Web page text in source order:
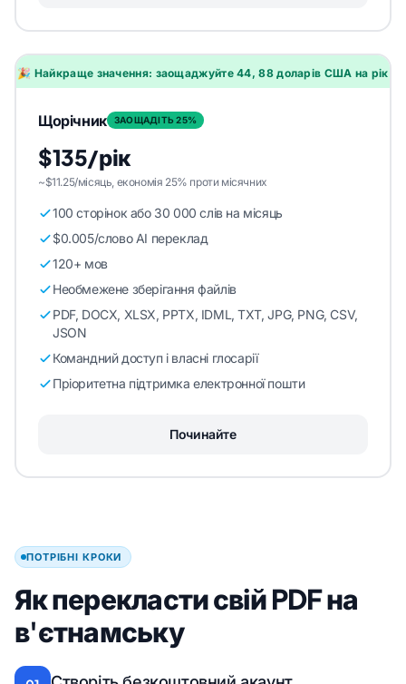
🎉 Найкраще значення: заощаджуйте 44, 88 доларів США на рік
Щорічник ЗАОЩАДІТЬ 25%
$135/рік
~$11.25/місяць, економія 25% проти місячних
100 сторінок або 30 000 слів на місяць
$0.005/слово AI переклад
120+ мов
Необмежене зберігання файлів
PDF, DOCX, XLSX, PPTX, IDML, TXT, JPG, PNG, CSV,
JSON
Командний доступ і власні глосарії
Пріоритетна підтримка електронної пошти
Починайте
ПОТРІБНІ КРОКИ
Як перекласти свій PDF на
в'єтнамську